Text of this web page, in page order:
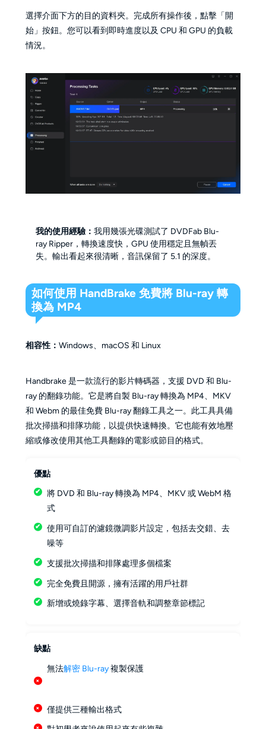
選擇介面下方的目的資料夾。完成所有操作後，點擊「開
始」按鈕。您可以看到即時進度以及 CPU 和 GPU 的負載
情況。
我的使用經驗：我用幾張光碟測試了 DVDFab Blu-
ray Ripper，轉換速度快，GPU 使用穩定且無幀丟
失。輸出看起來很清晰，音訊保留了 5.1 的深度。
如何使用 HandBrake 免費將 Blu-ray 轉
換為 MP4
相容性： Windows、macOS 和 Linux
Handbrake 是一款流行的影片轉碼器，支援 DVD 和 Blu-
ray 的翻錄功能。它是將自製 Blu-ray 轉換為 MP4、MKV
和 Webm 的最佳免費 Blu-ray 翻錄工具之一。此工具具備
批次掃描和排隊功能，以提供快速轉換。它也能有效地壓
縮或修改使用其他工具翻錄的電影或節目的格式。
優點
將 DVD 和 Blu-ray 轉換為 MP4、MKV 或 WebM 格
式
使用可自訂的濾鏡微調影片設定，包括去交錯、去
噪等
支援批次掃描和排隊處理多個檔案
完全免費且開源，擁有活躍的用戶社群
新增或燒錄字幕、選擇音軌和調整章節標記
缺點
無法解密 Blu-ray複製保護
僅提供三種輸出格式